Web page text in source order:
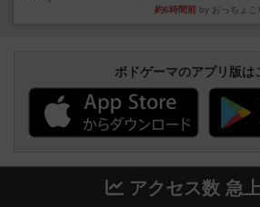
約6時間前 by おっちょこ
ボドゲーマのアプリ版は
アクセス数 急